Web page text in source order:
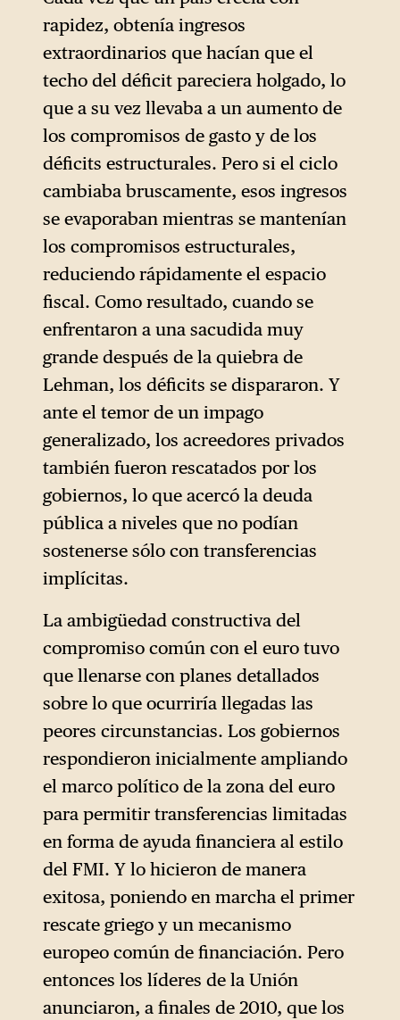
rapidez, obtenía ingresos
extraordinarios que hacían que el
techo del déficit pareciera holgado, lo
que a su vez llevaba a un aumento de
los compromisos de gasto y de los
déficits estructurales. Pero si el ciclo
cambiaba bruscamente, esos ingresos
se evaporaban mientras se mantenían
los compromisos estructurales,
reduciendo rápidamente el espacio
fiscal. Como resultado, cuando se
enfrentaron a una sacudida muy
grande después de la quiebra de
Lehman, los déficits se dispararon. Y
ante el temor de un impago
generalizado, los acreedores privados
también fueron rescatados por los
gobiernos, lo que acercó la deuda
pública a niveles que no podían
sostenerse sólo con transferencias
implícitas.
La ambigüedad constructiva del
compromiso común con el euro tuvo
que llenarse con planes detallados
sobre lo que ocurriría llegadas las
peores circunstancias. Los gobiernos
respondieron inicialmente ampliando
el marco político de la zona del euro
para permitir transferencias limitadas
en forma de ayuda financiera al estilo
del FMI. Y lo hicieron de manera
exitosa, poniendo en marcha el primer
rescate griego y un mecanismo
europeo común de financiación. Pero
entonces los líderes de la Unión
anunciaron, a finales de 2010, que los